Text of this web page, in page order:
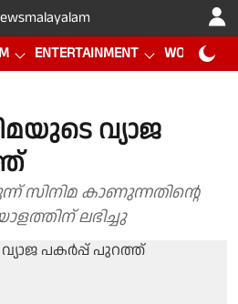
ENTERTAINMENT WORLD CUP
വ്യാജ
സിനിമ കാണുന്നതിന്റെ
ലഭിച്ചു